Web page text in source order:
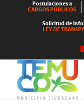
Postulaciones a
CARGOS PÚBLICOS
Solicitud de
LEY DE